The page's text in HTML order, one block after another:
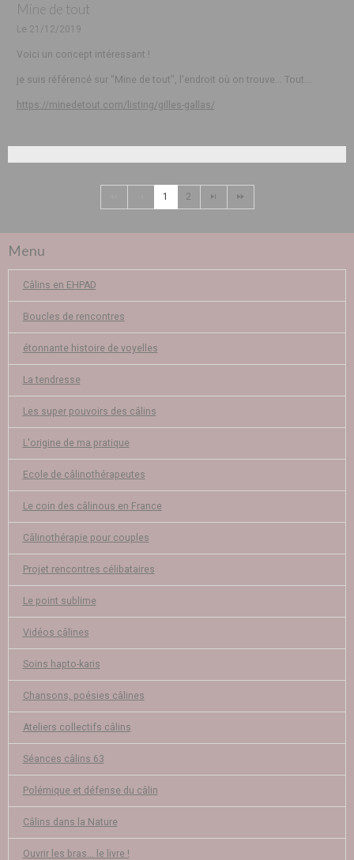
Mine de tout
Le 21/12/2019
Voici un concept intéressant !
je suis référencé sur "Mine de tout", l'endroit où on trouve... Tout...
https://minedetout.com/listing/gilles-gallas/
1 2
Menu
Câlins en EHPAD
Boucles de rencontres
étonnante histoire de voyelles
La tendresse
Les super pouvoirs des câlins
L'origine de ma pratique
Ecole de câlinothérapeutes
Le coin des câlinous en France
Câlinothérapie pour couples
Projet rencontres célibataires
Le point sublime
Vidéos câlines
Soins hapto-karis
Chansons, poésies câlines
Ateliers collectifs câlins
Séances câlins 63
Polémique et défense du câlin
Câlins dans la Nature
Ouvrir les bras... le livre !